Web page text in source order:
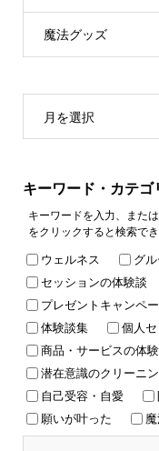
魔法グッズ
月を選択
キーワード・カテゴ
キーワードを入力、また
をクリックすると検索でき
ウェルネス
グ
セッションの体験談
プレゼントキャンペ
体験談集
個人
商品・サービスの体
潜在意識のクリーニ
自己受容・自愛
願いが叶った